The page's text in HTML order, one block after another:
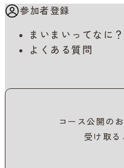
参加者登録
まいまいってなに？
よくある質問
コース公開の
受け取る